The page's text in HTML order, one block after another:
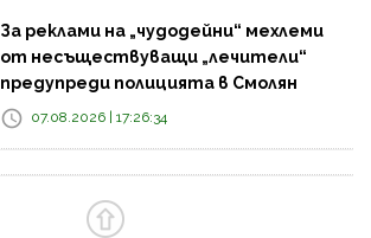
За реклами на „чудодейни“ мехлеми
от несъществуващи „лечители“
предупреди полицията в Смолян
07.08.2026 | 17:26:34